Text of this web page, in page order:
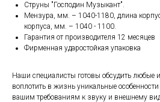
Струны "Господин Музыкант".
Мензура, мм. – 1040-1180, длина
корпуса, мм. – 1040 - 1100.
Гарантия от производителя 12 месяцев
Фирменная ударостойкая упаковка
Наши специалисты готовы обсудить любые
воплотить в жизнь уникальные
вашим требованиям к звуку и внешнему